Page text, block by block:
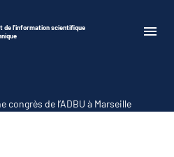
de l'information scientifique
congrès de l’ADBU à Marseille